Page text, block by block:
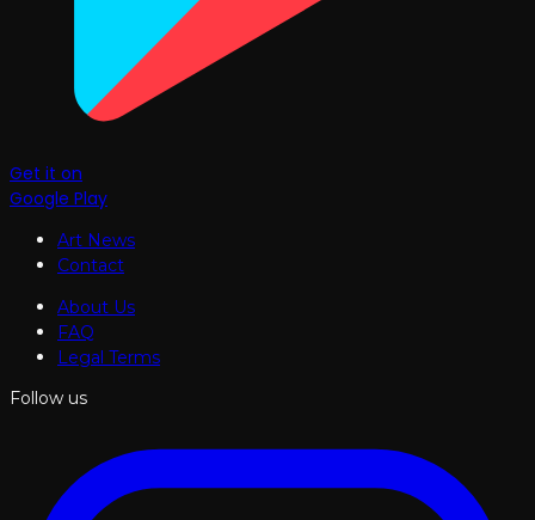
Get it on
Google Play
Art News
Contact
About Us
FAQ
Legal Terms
Follow us